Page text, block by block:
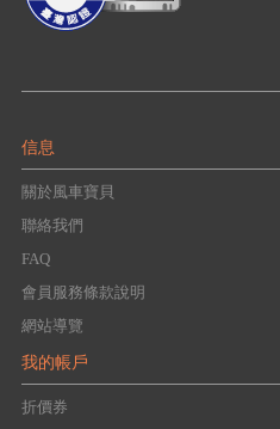
信息
關於風車寶貝
聯絡我們
FAQ
會員服務條款說明
網站導覽
我的帳戶
折價券